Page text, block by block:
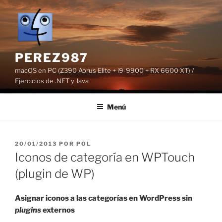
Saltar
contenido
PEREZ987
macOS en PC (Z390 Aorus Elite + i9-9900 + RX 6600 XT) /
Ejercicios de .NET y Java
Menú
PUBLICADO
EL
20/01/2013 POR POL
Iconos de categoría en WPTouch
(plugin de WP)
Asignar iconos a las categorías en WordPress sin
pluginsexternos